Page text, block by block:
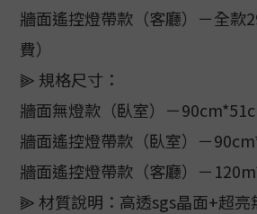
牆面遙控燈帶款（客廳）－全款
費）
⫸ 規格尺寸：
牆面無燈款（臥室）－
牆面遙控燈帶款（臥室）－
牆面遙控燈帶款（客廳）－
⫸ 材質說明：高透sgs晶面+超亮